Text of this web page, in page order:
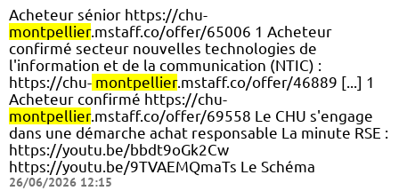
Acheteur sénior https://chu-
montpellier.mstaff.co/offer/65006 1 Acheteur
confirmé secteur nouvelles technologies de
l'information et de la communication (NTIC) :
https://chu- montpellier.mstaff.co/offer/46889 [...] 1
Acheteur confirmé https://chu-
montpellier.mstaff.co/offer/69558 Le CHU s'engage
dans une démarche achat responsable La minute RSE :
https://youtu.be/bbdt9oGk2Cw
https://youtu.be/9TVAEMQmaTs Le Schéma
26/06/2026 12:15